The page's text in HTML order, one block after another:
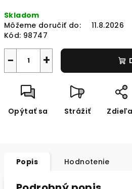
cena:
Skladom
Môžeme doručiť do:
11.8.2026
Kód: 98747
+
−
Opýtať sa Strážiť
Popis Hodnotenie